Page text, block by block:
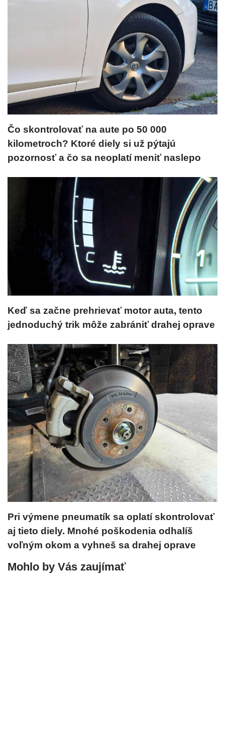
Čo skontrolovať na aute po 50 000
kilometroch? Ktoré diely si už pýtajú
pozornosť a čo sa neoplatí meniť naslepo
Keď sa začne prehrievať motor auta, tento
jednoduchý trik môže zabrániť drahej oprave
Pri výmene pneumatík sa oplatí skontrolovať
aj tieto diely. Mnohé poškodenia odhalíš
voľným okom a vyhneš sa drahej oprave
Mohlo by Vás zaujímať